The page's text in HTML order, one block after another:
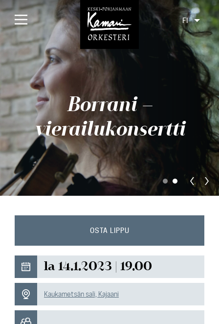
Etusivu
Konsertit
Tulossa
Menneet
Liput
Yleisölle
Orkesteri
Yhteys
FI
Borrani –
vierailukonsertti
OSTA LIPPU
la 14.1.2023 | 19.00
Kaukametsän sali, Kajaani